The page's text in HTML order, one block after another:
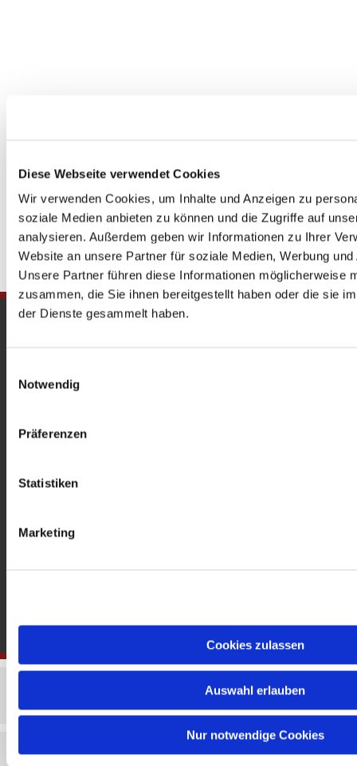
Diese Webseite verwendet Cookies
Wir verwenden Cookies, um Inhalte und Anzeigen zu
soziale Medien anbieten zu können und die Zugriffe auf
analysieren. Außerdem geben wir Informationen zu Ihrer
Website an unsere Partner für soziale Medien, Werbung
Unsere Partner führen diese Informationen möglicherweise
zusammen, die Sie ihnen bereitgestellt haben oder die sie
der Dienste gesammelt haben.
Notwendig
Präferenzen
Statistiken
Marketing
Cookies zulassen
Auswahl erlauben
Nur notwendige Cookies
Heckerdamm 230, 13627 Berlin |
Offene Kirche: Täglich 08-18 Uhr
Impressum Datenschutzerklärung
ChurchDesk-